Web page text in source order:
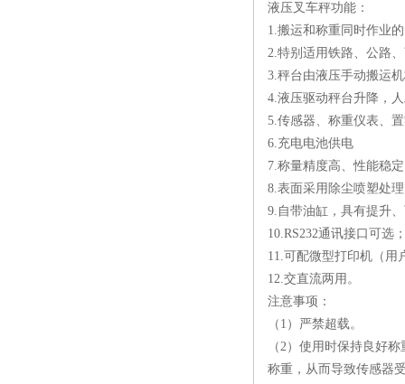
液压叉车秤功能：
1.搬运和称重同时作业
2.特别适用铁路、公路
3.秤台由液压手动搬运
4.液压驱动秤台升降，
5.传感器、称重仪表、
6.充电电池供电
7.称量精度高、性能稳定
8.表面采用除尘喷塑处
9.自带油缸，具有提升
10.RS232通讯接口可选
11.可配微型打印机（用
12.交直流两用。
注意事项：
（1）严禁超载。
（2）使用时保持良好
称重，从而导致传感器